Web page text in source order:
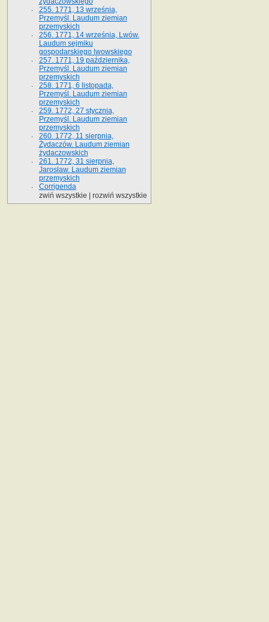
255. 1771, 13 września,
Przemyśl. Laudum ziemian
przemyskich
256. 1771, 14 września, Lwów.
Laudum sejmiku
gospodarskiego lwowskiego
257. 1771, 19 października,
Przemyśl. Laudum ziemian
przemyskich
258. 1771, 6 listopada,
Przemyśl. Laudum ziemian
przemyskich
259. 1772, 27 stycznia,
Przemyśl. Laudum ziemian
przemyskich
260. 1772, 11 sierpnia,
Żydaczów. Laudum ziemian
żydaczowskich
261. 1772, 31 sierpnia,
Jarosław. Laudum ziemian
przemyskich
Corrigenda
zwiń wszystkie
rozwiń wszystkie